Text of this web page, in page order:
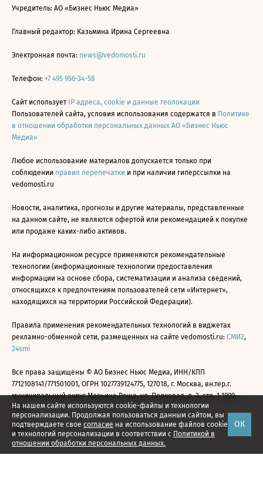
На нашем сайте используются cookie-файлы и технологии
персонализации. Продолжая пользоваться данным сайтом, вы
подтверждаете свое согласие на использование файлов cookie
и технологий персонализации в соответствии с Политикой в
отношении обработки персональных данных.
ОК
Учредитель: АО «Бизнес Ньюс Медиа»
Главный редактор: Казьмина Ирина Сергеевна
Электронная почта: news@vedomosti.ru
Телефон: +7 495 956-34-58
Сайт использует IP адреса, cookie и данные геолокации
Пользователей сайта, условия использования содержатся в Политике
в отношении обработки персональных данных АО «Бизнес Ньюс
Медиа»
Любое использование материалов допускается только при
соблюдении правил перепечатки и при наличии гиперссылки на
vedomosti.ru
Новости, аналитика, прогнозы и другие материалы, представленные
на данном сайте, не являются офертой или рекомендацией к покупке
или продаже каких-либо активов.
На информационном ресурсе применяются рекомендательные
технологии (информационные технологии предоставления
информации на основе сбора, систематизации и анализа сведений,
относящихся к предпочтениям пользователей сети «Интернет»,
находящихся на территории Российской Федерации).
Правила применения рекомендательных технологий в виджетах
рекламно-обменной сети, размещенных на сайте vedomosti.ru: СМИ2,
24smi
Все права защищены © АО Бизнес Ньюс Медиа, ИНН/КПП
7712108141/771501001, ОГРН 1027739124775, 127018, г. Москва, вн.тер.г.
муниципальный округ Марьина Роща, ул. Полковая, д. 3, стр. 1 1999—
2026